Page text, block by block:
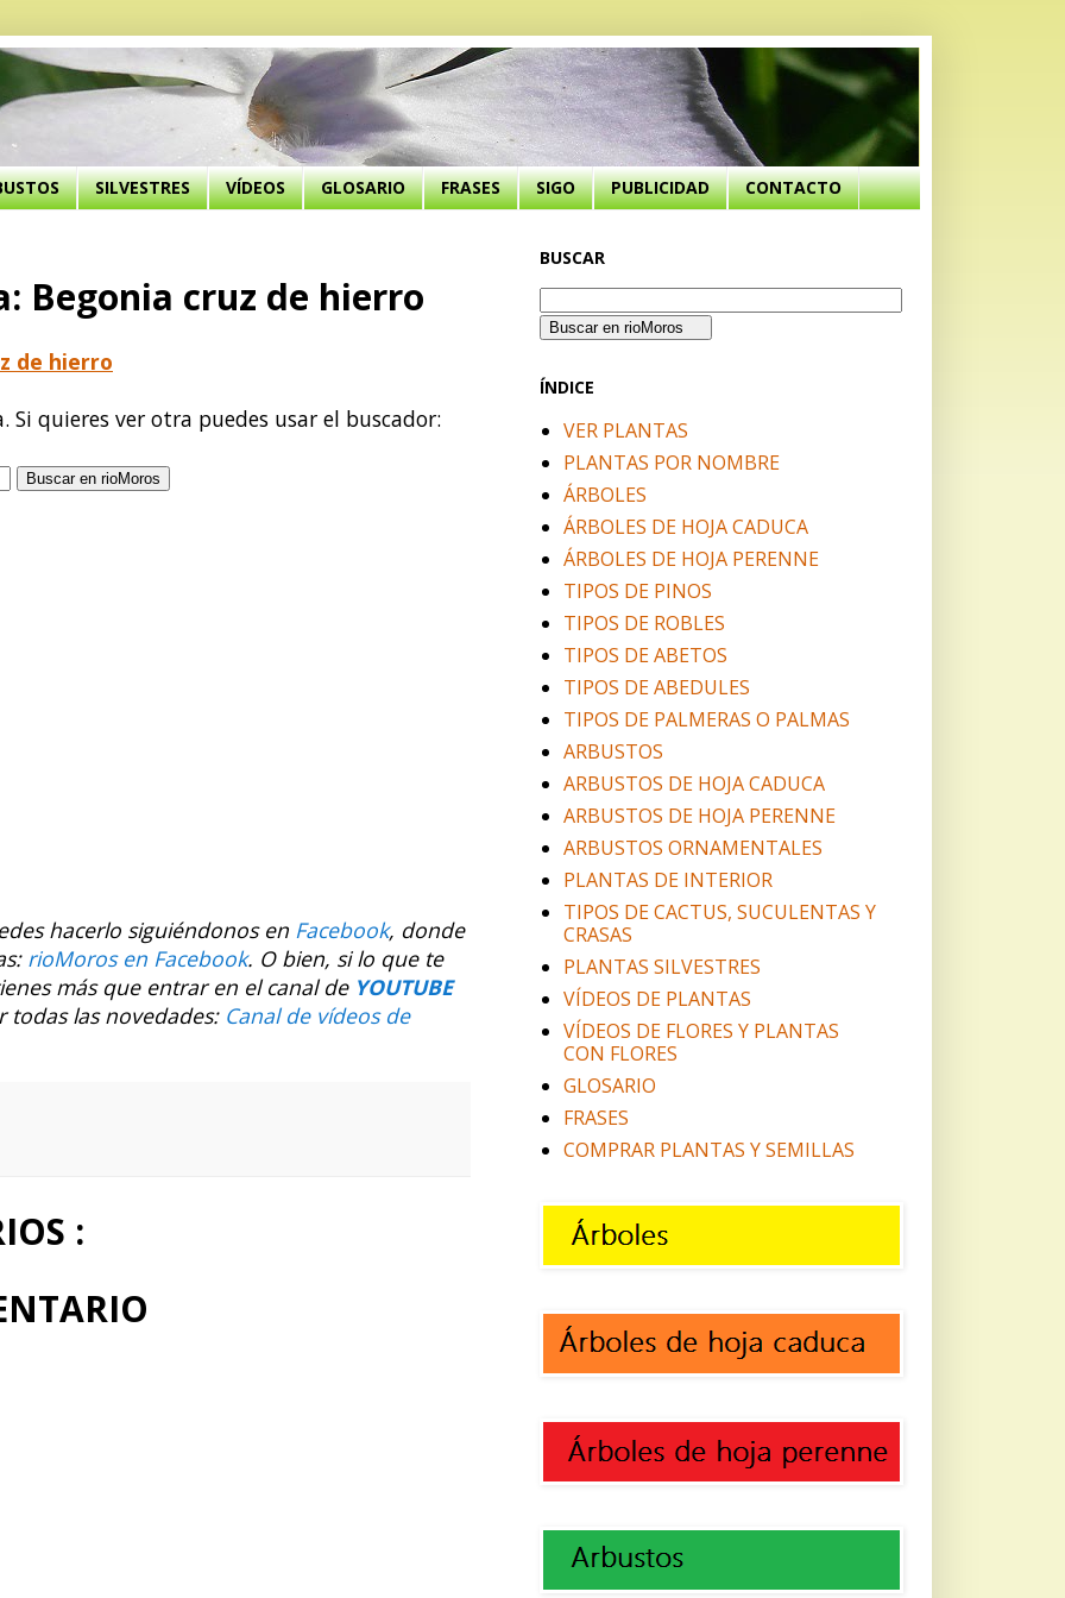
SILVESTRES VÍDEOS GLOSARIO FRASES SIGO PUBLICIDAD CONTACTO
Begonia cruz de hierro
de hierro
quieres ver otra puedes usar el buscador:
hacerlo siguiéndonos en Facebook, donde
rioMoros en Facebook. O bien, si lo que te
más que entrar en el canal de YOUTUBE
todas las novedades: Canal de vídeos de
:
BUSCAR
ÍNDICE
VER PLANTAS
PLANTAS POR NOMBRE
ÁRBOLES
ÁRBOLES DE HOJA CADUCA
ÁRBOLES DE HOJA PERENNE
TIPOS DE PINOS
TIPOS DE ROBLES
TIPOS DE ABETOS
TIPOS DE ABEDULES
TIPOS DE PALMERAS O PALMAS
ARBUSTOS
ARBUSTOS DE HOJA CADUCA
ARBUSTOS DE HOJA PERENNE
ARBUSTOS ORNAMENTALES
PLANTAS DE INTERIOR
TIPOS DE CACTUS, SUCULENTAS Y
CRASAS
PLANTAS SILVESTRES
VÍDEOS DE PLANTAS
VÍDEOS DE FLORES Y PLANTAS
CON FLORES
GLOSARIO
FRASES
COMPRAR PLANTAS Y SEMILLAS